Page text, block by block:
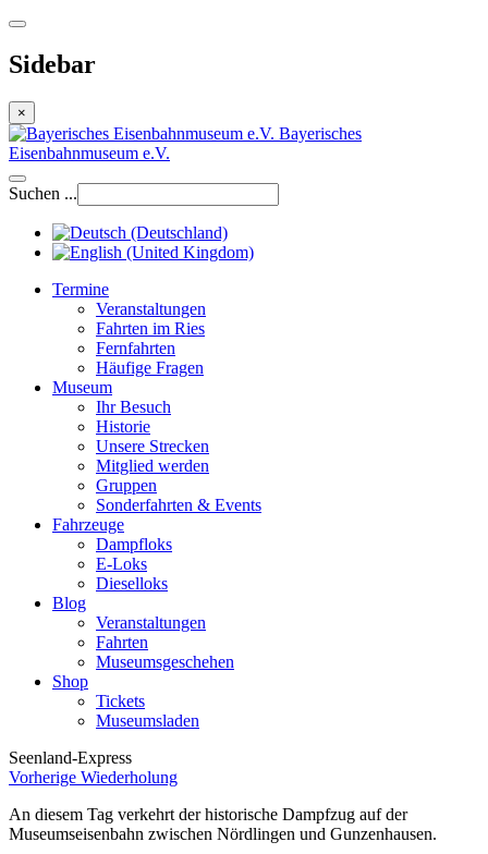
Sidebar
×
Bayerisches
Eisenbahnmuseum e.V.
Suchen ...
Termine
Veranstaltungen
Fahrten im Ries
Fernfahrten
Häufige Fragen
Museum
Ihr Besuch
Historie
Unsere Strecken
Mitglied werden
Gruppen
Sonderfahrten & Events
Fahrzeuge
Dampfloks
E-Loks
Dieselloks
Blog
Veranstaltungen
Fahrten
Museumsgeschehen
Shop
Tickets
Museumsladen
Seenland-Express
Vorherige Wiederholung
An diesem Tag verkehrt der historische Dampfzug auf der
Museumseisenbahn zwischen Nördlingen und Gunzenhausen.